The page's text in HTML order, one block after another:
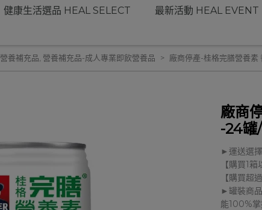
健康生活選品 HEAL SELECT 最新活動 HEAL EVENT
營養補充品 營養補充品-成人專業即飲營養品 廠商停產-桂格完膳營養
廠商
-24罐
►運送選擇
【購買1
【購買超
►罐裝商
能100%